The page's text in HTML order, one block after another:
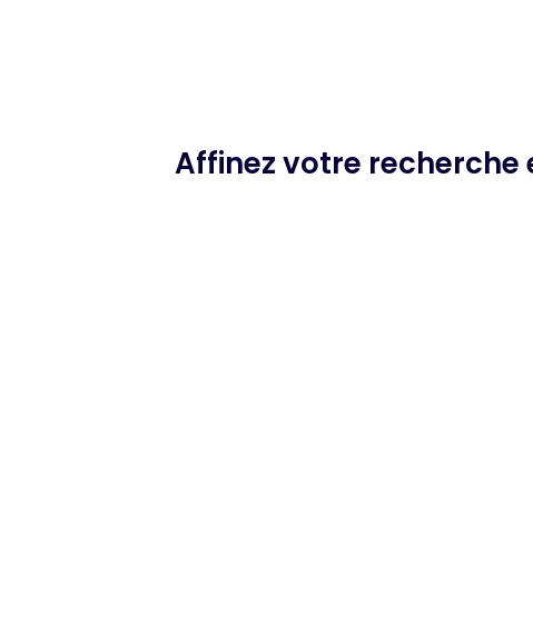
Affinez votre recherche